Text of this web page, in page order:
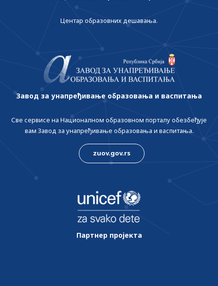
Центар образовних дешавања.
Завод за унапређивање образовања и васпитања
Све сервисе на Националном образовном порталу обезбеђује
вам Завод за унапређивање образовања и васпитања.
zuov.gov.rs
Партнер пројекта